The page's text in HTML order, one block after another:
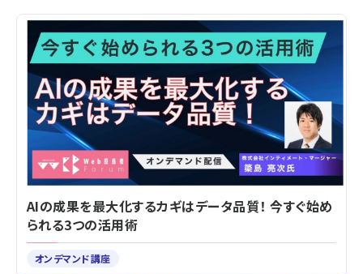
AIの成果を最大化するカギはデータ品質！ 今すぐ始め
られる3つの活用術
オンデマンド講座